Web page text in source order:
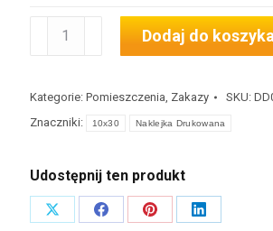
Pomieszczenie
10x30
cm
Dodaj do koszyka
Kategorie: Pomieszczenia, Zakazy SKU:
Znaczniki:
10x30 Naklejka Drukowana
Udostępnij ten produkt
Share
Share
Share
Share